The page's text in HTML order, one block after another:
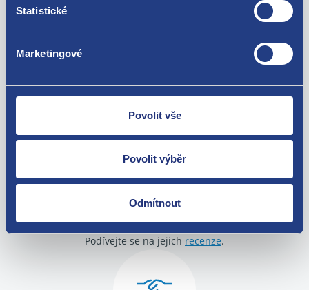
Statistické
Marketingové
Povolit vše
Povolit výběr
Odmítnout
zakoupení. Nebo vám pošleme náhradu.
O své zákazníky se staráme
Máme tisíce spokojených zákazníků.
Podívejte se na jejich recenze.